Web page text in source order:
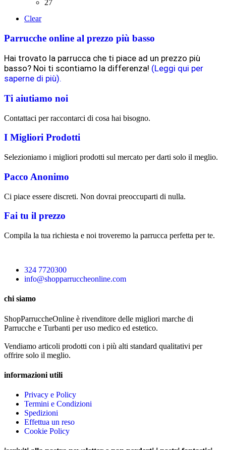
Clear
Parrucche online al prezzo più basso
Hai trovato la parrucca che ti piace ad un prezzo più
basso? Noi ti scontiamo la differenza! (Leggi qui per
saperne di più).
Ti aiutiamo noi
Contattaci per raccontarci di cosa hai bisogno.
I Migliori Prodotti
Selezioniamo i migliori prodotti sul mercato per darti solo il meglio.
Pacco Anonimo
Ci piace essere discreti. Non dovrai preoccuparti di nulla.
Fai tu il prezzo
Compila la tua richiesta e noi troveremo la parrucca perfetta per te.
324 7720300
info@shopparruccheonline.com
chi siamo
ShopParruccheOnline è rivenditore delle migliori marche di
Parrucche e Turbanti per uso medico ed estetico.
Vendiamo articoli prodotti con i più alti standard qualitativi per
offrire solo il meglio.
informazioni utili
Privacy e Policy
Termini e Condizioni
Spedizioni
Effettua un reso
Cookie Policy